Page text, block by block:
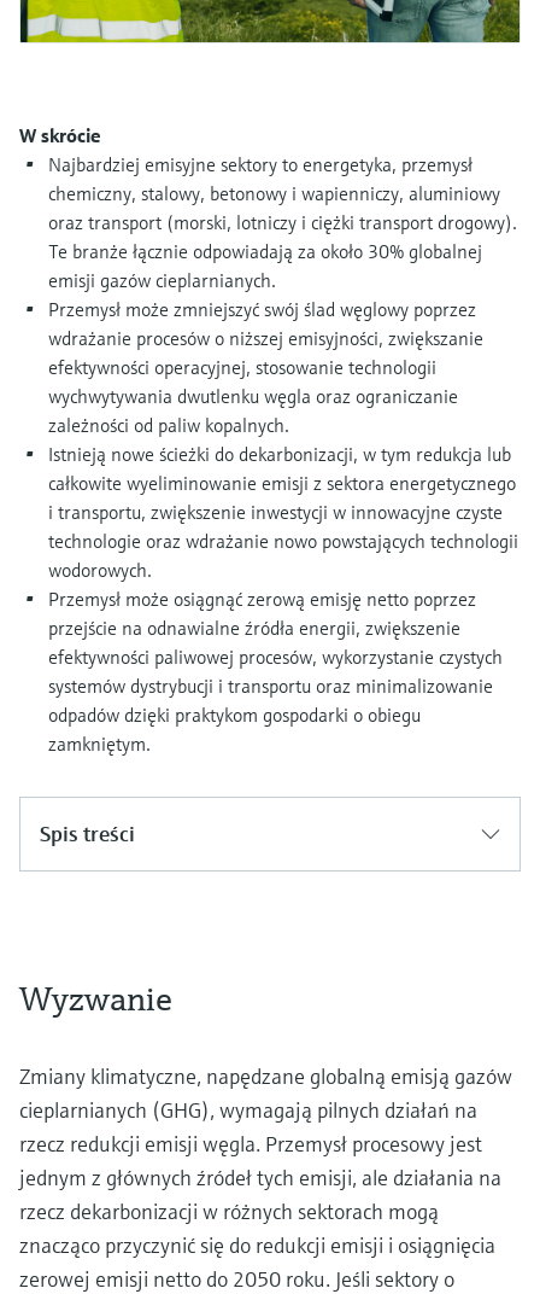
Dostęp do informacji o przyrządzie
wprowadzenie numeru seryjnego
Endress+Hauser podanego na tabliczce
znamionowej.
Znajdź części zamienne
Po wprowadzeniu kodu przyrządu, kodu
zamówieniowego lub numerze seryjnym
znajdziesz odpowiednią część zamienną oraz
uzyskasz dostęp do szczegółowych danych,
rysunków i instrukcji montażowych, co ułatwi
dokonanie szybkiej wymiany lub naprawy.
Pomiar poziomu za pomocą
ciśnienia
measurement
Kup wszystko
Doskonałość operacyjna dzięki
W skrócie
Najbardziej emisyjne sektory to energetyka, przemysł
chemiczny, stalowy, betonowy i wapienniczy, aluminiowy
oraz transport (morski, lotniczy i ciężki transport drogowy).
Te branże łącznie odpowiadają za około 30% globalnej
emisji gazów cieplarnianych.
Przemysł może zmniejszyć swój ślad węglowy poprzez
wdrażanie procesów o niższej emisyjności, zwiększanie
efektywności operacyjnej, stosowanie technologii
wychwytywania dwutlenku węgla oraz ograniczanie
zależności od paliw kopalnych.
Istnieją nowe ścieżki do dekarbonizacji, w tym redukcja lub
całkowite wyeliminowanie emisji z sektora energetycznego
i transportu, zwiększenie inwestycji w innowacyjne czyste
technologie oraz wdrażanie nowo powstających technologii
wodorowych.
Przemysł może osiągnąć zerową emisję netto poprzez
przejście na odnawialne źródła energii, zwiększenie
efektywności paliwowej procesów, wykorzystanie czystych
systemów dystrybucji i transportu oraz minimalizowanie
odpadów dzięki praktykom gospodarki o obiegu
zamkniętym.
Spis treści
Wyzwanie
Zmiany klimatyczne, napędzane globalną emisją gazów
cieplarnianych (GHG), wymagają pilnych działań na
rzecz redukcji emisji węgla. Przemysł procesowy jest
jednym z głównych źródeł tych emisji, ale działania na
rzecz dekarbonizacji w różnych sektorach mogą
znacząco przyczynić się do redukcji emisji i osiągnięcia
zerowej emisji netto do 2050 roku. Jeśli sektory o